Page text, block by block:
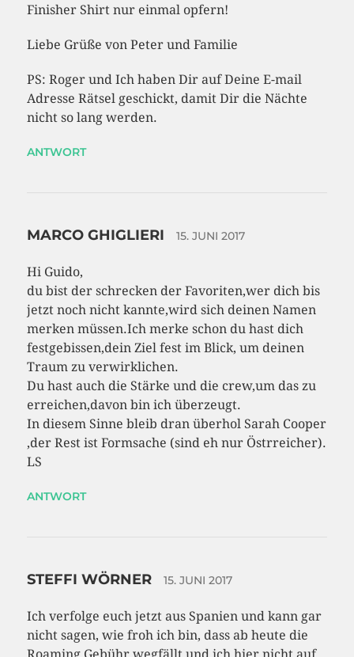
Finisher Shirt nur einmal opfern!
Liebe Grüße von Peter und Familie
PS: Roger und Ich haben Dir auf Deine E-mail
Adresse Rätsel geschickt, damit Dir die Nächte
nicht so lang werden.
ANTWORT
MARCO GHIGLIERI 15. JUNI 2017
Hi Guido,
du bist der schrecken der Favoriten,wer dich bis
jetzt noch nicht kannte,wird sich deinen Namen
merken müssen.Ich merke schon du hast dich
festgebissen,dein Ziel fest im Blick, um deinen
Traum zu verwirklichen.
Du hast auch die Stärke und die crew,um das zu
erreichen,davon bin ich überzeugt.
In diesem Sinne bleib dran überhol Sarah Cooper
,der Rest ist Formsache (sind eh nur Östrreicher).
LS
ANTWORT
STEFFI WÖRNER 15. JUNI 2017
Ich verfolge euch jetzt aus Spanien und kann gar
nicht sagen, wie froh ich bin, dass ab heute die